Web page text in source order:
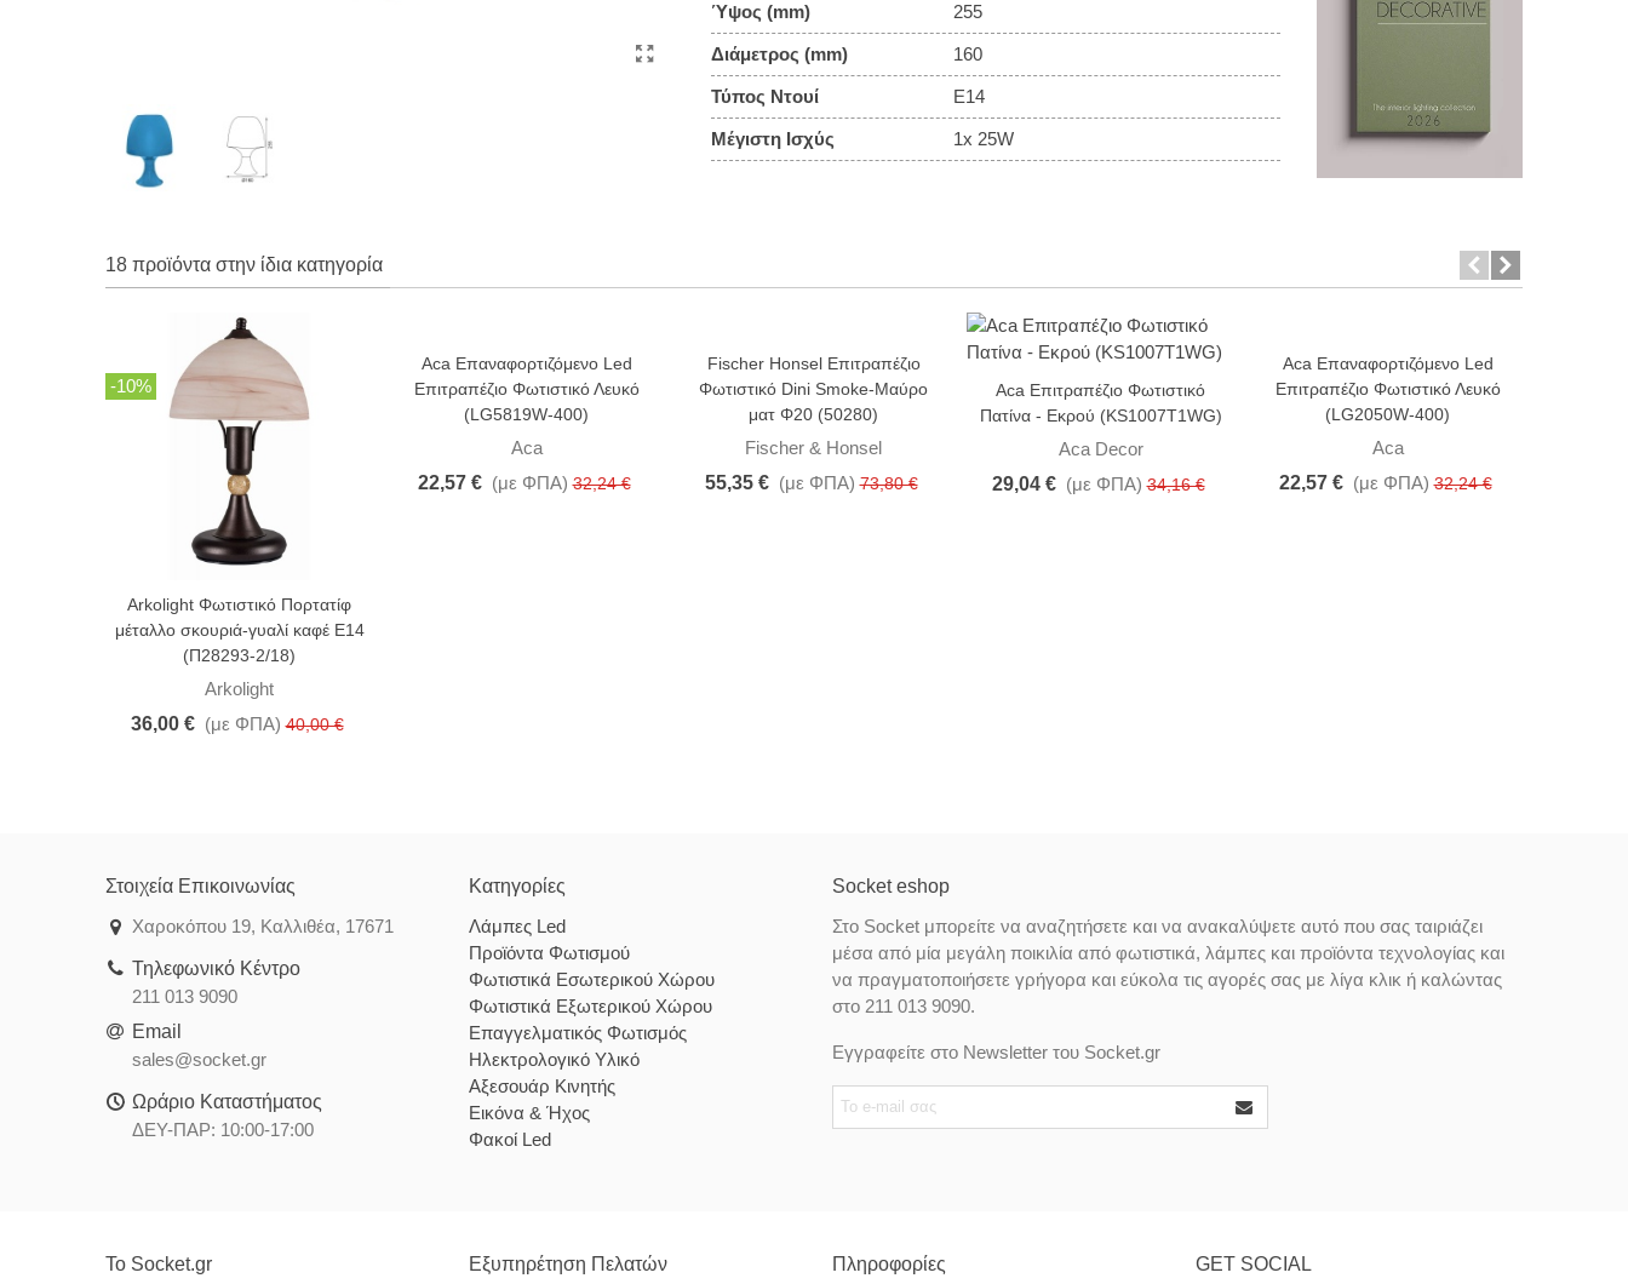
Ύψος (mm) 255
Διάμετρος (mm) 160
Τύπος Ντουί E14
Μέγιστη Ισχύς 1x 25W
18 προϊόντα στην ίδια κατηγορία
-10%
Arkolight Φωτιστικό Πορτατίφ
μέταλλο σκουριά-γυαλί καφέ Ε14
(Π28293-2/18)
Arkolight
36,00 € (με ΦΠΑ) 40,00 €
-30%
Aca Επαναφορτιζόμενο Led
Επιτραπέζιο Φωτιστικό Λευκό
(LG5819W-400)
Aca
22,57 € (με ΦΠΑ) 32,24 €
-25%
Fischer Honsel Επιτραπέζιο
Φωτιστικό Dini Smoke-Μαύρο
ματ Φ20 (50280)
Fischer & Honsel
55,35 € (με ΦΠΑ) 73,80 €
-15%Aca Επιτραπέζιο Φωτιστικό
Πατίνα - Εκρού (KS1007T1WG)
Aca Decor
29,04 € (με ΦΠΑ) 34,16 €
-30%
Aca Επαναφορτιζόμενο Led
Επιτραπέζιο Φωτιστικό Λευκό
(LG2050W-400)
Aca
22,57 € (με ΦΠΑ) 32,24 €
Στοιχεία Επικοινωνίας
Χαροκόπου 19, Καλλιθέα, 17671
Τηλεφωνικό Κέντρο
211 013 9090
Email
sales@socket.gr
Ωράριο Καταστήματος
ΔΕΥ-ΠΑΡ: 10:00-17:00
Κατηγορίες
Λάμπες Led
Προϊόντα Φωτισμού
Φωτιστικά Εσωτερικού Χώρου
Φωτιστικά Εξωτερικού Χώρου
Επαγγελματικός Φωτισμός
Ηλεκτρολογικό Υλικό
Αξεσουάρ Κινητής
Εικόνα & Ήχος
Φακοί Led
Socket eshop
Στο Socket μπορείτε να αναζητήσετε και να ανακαλύψετε αυτό που σας ταιριάζει
μέσα από μία μεγάλη ποικιλία από φωτιστικά, λάμπες και προϊόντα τεχνολογίας και
να πραγματοποιήσετε γρήγορα και εύκολα τις αγορές σας με λίγα κλικ ή καλώντας
στο 211 013 9090.
Εγγραφείτε στο Newsletter του Socket.gr
Το Socket.gr Εξυπηρέτηση Πελατών Πληροφορίες GET SOCIAL